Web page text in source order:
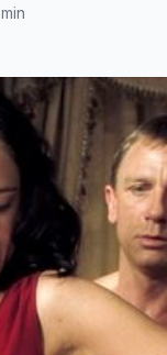
min